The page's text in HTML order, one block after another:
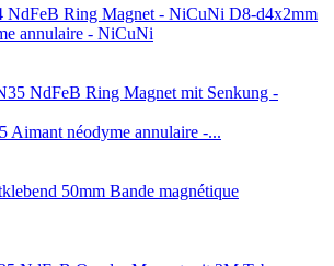
D8-d4x2mm
annulaire - NiCuNi
Aimant néodyme annulaire -...
Bande magnétique